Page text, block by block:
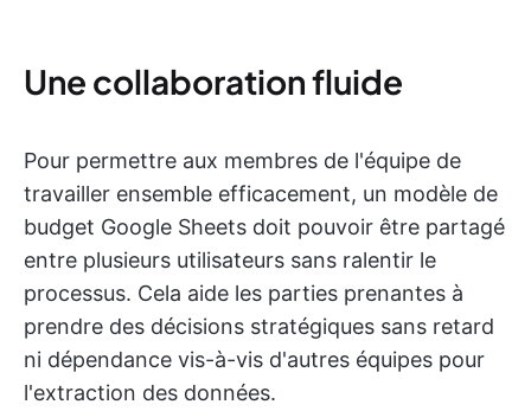
Une collaboration fluide
Pour permettre aux membres de l'équipe de
travailler ensemble efficacement, un modèle de
budget Google Sheets doit pouvoir être partagé
entre plusieurs utilisateurs sans ralentir le
processus. Cela aide les parties prenantes à
prendre des décisions stratégiques sans retard
ni dépendance vis-à-vis d'autres équipes pour
l'extraction des données.